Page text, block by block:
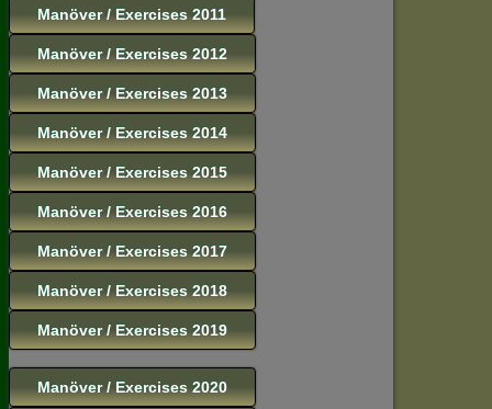
Manöver / Exercises 2011
Manöver / Exercises 2012
Manöver / Exercises 2013
Manöver / Exercises 2014
Manöver / Exercises 2015
Manöver / Exercises 2016
Manöver / Exercises 2017
Manöver / Exercises 2018
Manöver / Exercises 2019
Manöver / Exercises 2020